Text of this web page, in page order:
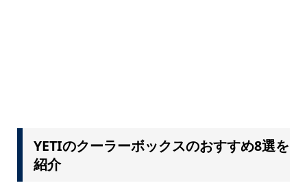
YETIのクーラーボックスのおすすめ8選を
紹介